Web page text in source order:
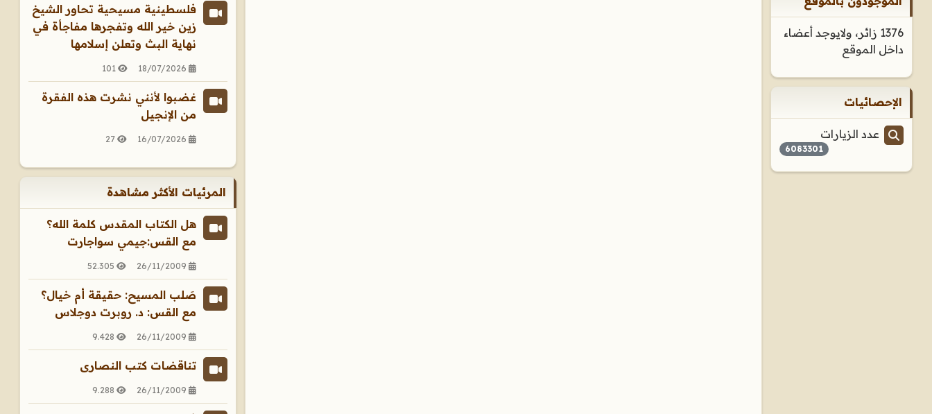
1376 زائر، ولايوجد أعضاء
داخل الموقع
الإحصائيات
عدد الزيارات
6083301
فلسطينية مسيحية تحاور الشيخ
زين خير الله وتفجرها مفاجأة في
نهاية البث وتعلن إسلامها
18/07/2026
101
غضبوا لأنني نشرت هذه الفقرة
من الإنجيل
16/07/2026
27
المرئيات الأكثر مشاهدة
هل الكتاب المقدس كلمة الله؟
مع القس:جيمي سواجارت
26/11/2009
52.305
صَلب المسيح: حقيقة أم خيال؟
مع القس: د. روبرت دوجلاس
26/11/2009
9.428
تناقضات كتب النصارى
26/11/2009
9.288